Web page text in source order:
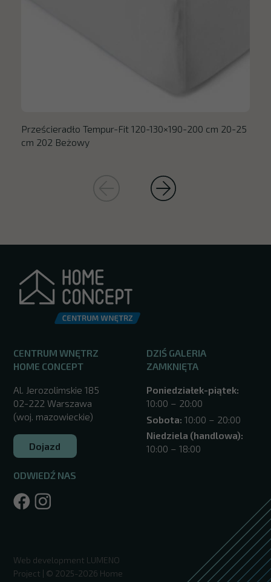
Prześcieradło Tempur-Fit 120-130×190-200 cm 20-25
cm 202 Beżowy
CENTRUM WNĘTRZ
HOME CONCEPT
Al. Jerozolimskie 185
02-222 Warszawa
(woj. mazowieckie)
Dojazd
ODWIEDŹ NAS
DZIŚ GALERIA
ZAMKNIĘTA
Poniedziałek-piątek:
10:00 – 20:00
Sobota: 10:00 – 20:00
Niedziela (handlowa):
10:00 – 18:00
Web development LUMENO
Project | © 2025-2026 Home